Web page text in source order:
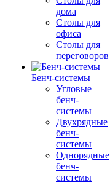
дома
Столы для
офиса
Столы для
переговоров
Бенч-системы
Угловые
бенч-
системы
Двухрядные
бенч-
системы
Однорядные
бенч-
системы